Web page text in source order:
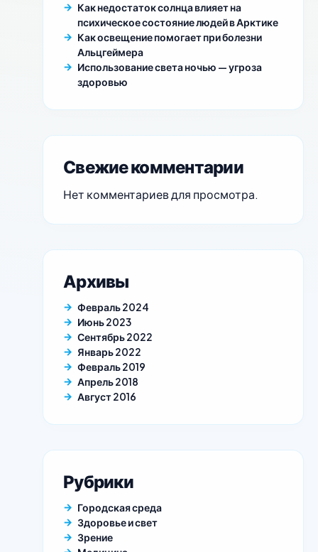
Как недостаток солнца влияет на
психическое состояние людей в Арктике
Как освещение помогает при болезни
Альцгеймера
Использование света ночью — угроза
здоровью
Свежие комментарии
Нет комментариев для просмотра.
Архивы
Февраль 2024
Июнь 2023
Сентябрь 2022
Январь 2022
Февраль 2019
Апрель 2018
Август 2016
Рубрики
Городская среда
Здоровье и свет
Зрение